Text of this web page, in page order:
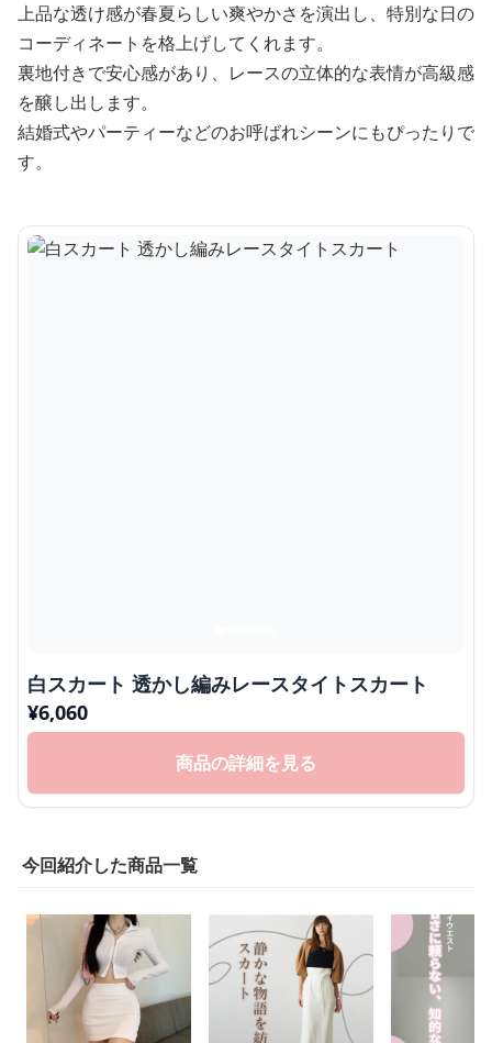
上品な透け感が春夏らしい爽やかさを演出し、特別な日の
コーディネートを格上げしてくれます。
裏地付きで安心感があり、レースの立体的な表情が高級感
を醸し出します。
結婚式やパーティーなどのお呼ばれシーンにもぴったりで
す。
白スカート 透かし編みレースタイトスカート
¥6,060
商品の詳細を見る
今回紹介した商品一覧